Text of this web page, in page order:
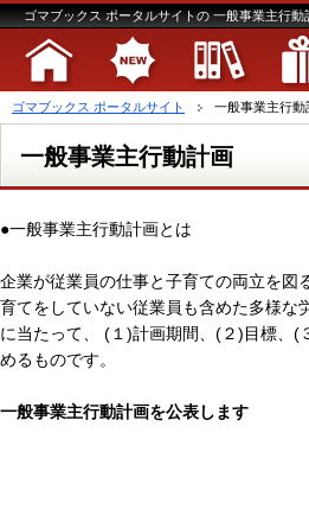
ゴマブックス ポータルサイトの 一般事業主行動
ゴマブックス ポータルサイト 一般事業主行動
一般事業主行動計画
●一般事業主行動計画とは
企業が従業員の仕事と子育ての両立を図
育てをしていない従業員も含めた多様な
に当たって、 (１)計画期間、(２)目標、(
めるものです。
一般事業主行動計画を公表します